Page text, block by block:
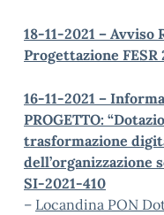
18-11-2021 –
Progettazione FESR
16-11-2021 –
PROGETTO:
trasformazione
dell’organizzazione
SI-2021-410
– Locandina PON